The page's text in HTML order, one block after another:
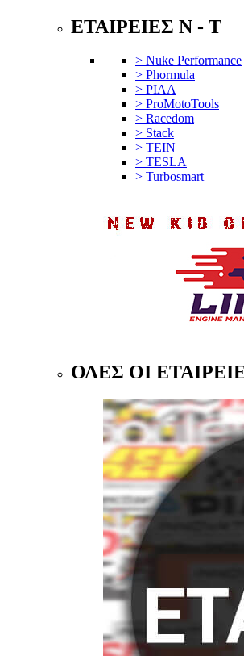
ΕΤΑΙΡΕΙΕΣ N - T
> Nuke Performance
> Phormula
> PIAA
> ProMotoTools
> Racedom
> Stack
> TEIN
> TESLA
> Turbosmart
ΟΛΕΣ ΟΙ